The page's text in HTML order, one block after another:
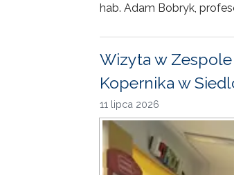
hab. Adam Bobryk,
Wizyta w
Kopernika w
11 lipca 2026